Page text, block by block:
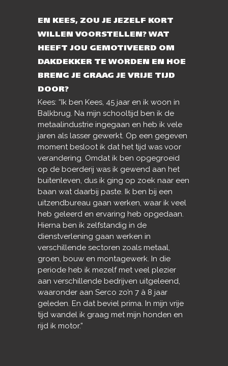
EN KEES, ZOU JE JEZELF KORT
WILLEN VOORSTELLEN? WAT
HEEFT JOU GEMOTIVEERD OM
DAKDEKKER TE WORDEN EN HOE
BRENG JE GRAAG JE VRIJE TIJD
DOOR?
Kees: “Ik ben Kees, 45 jaar en ik woon in
Balkbrug. Na mijn schooltijd ben ik de
metaalindustrie ingegaan en heb ik vele
jaren als lasser gewerkt. Op een gegeven
moment besloot ik dat het tijd was voor
verandering. Omdat ik ben opgegroeid
op de boerderij was ik gewend aan het
buitenleven, dus ik ging op zoek naar een
baan wat daarbij paste. Ik ben bij een
uitzendbureau gaan werken, waar ik veel
heb geleerd en ervaring heb opgedaan.
Hierna ben ik zelfstandig in de
dienstverlening gaan werken in
verschillende sectoren zoals metaal,
groen, bouw en montagewerk. In die
periode heb ik mezelf met veel plezier
aan verschillende bedrijven uitgeleend,
waaronder aan Serco zo’n 7 à 8 jaar
geleden. En dat beviel prima. In mijn vrije
tijd wandel ik graag met mijn honden en
rijd ik motor.”